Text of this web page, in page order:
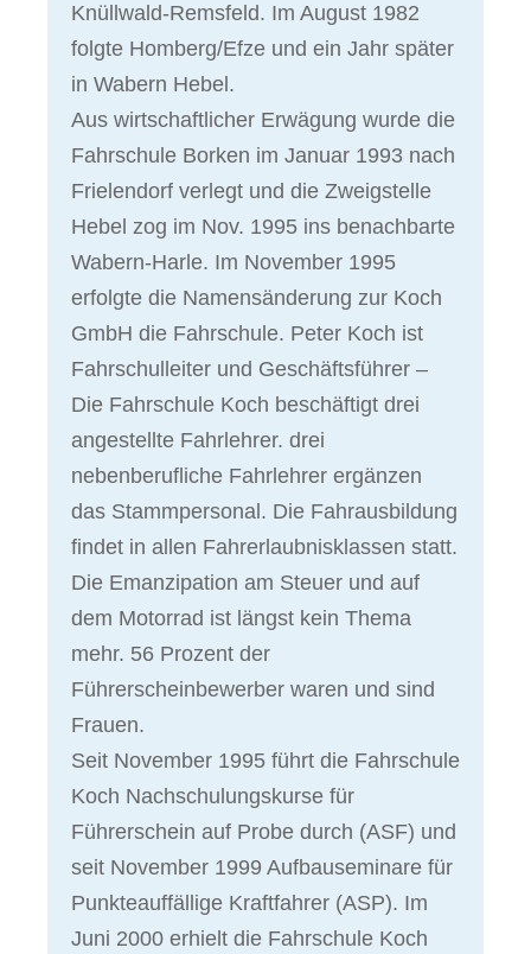
Knüllwald-Remsfeld. Im August 1982
folgte Homberg/Efze und ein Jahr später
in Wabern Hebel.
Aus wirtschaftlicher Erwägung wurde die
Fahrschule Borken im Januar 1993 nach
Frielendorf verlegt und die Zweigstelle
Hebel zog im Nov. 1995 ins benachbarte
Wabern-Harle. Im November 1995
erfolgte die Namensänderung zur Koch
GmbH die Fahrschule. Peter Koch ist
Fahrschulleiter und Geschäftsführer –
Die Fahrschule Koch beschäftigt drei
angestellte Fahrlehrer. drei
nebenberufliche Fahrlehrer ergänzen
das Stammpersonal. Die Fahrausbildung
findet in allen Fahrerlaubnisklassen statt.
Die Emanzipation am Steuer und auf
dem Motorrad ist längst kein Thema
mehr. 56 Prozent der
Führerscheinbewerber waren und sind
Frauen.
Seit November 1995 führt die Fahrschule
Koch Nachschulungskurse für
Führerschein auf Probe durch (ASF) und
seit November 1999 Aufbauseminare für
Punkteauffällige Kraftfahrer (ASP). Im
Juni 2000 erhielt die Fahrschule Koch